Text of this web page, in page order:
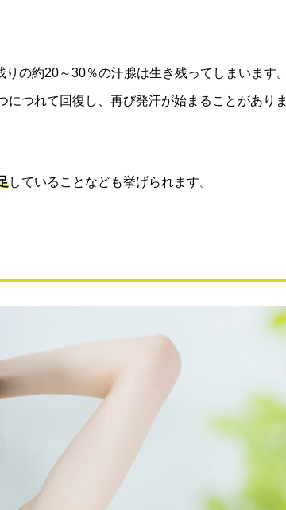
の約20～30％の汗腺は生き残ってしまいます。
つれて回復し、再び発汗が始まることがありま
していることなども挙げられます。